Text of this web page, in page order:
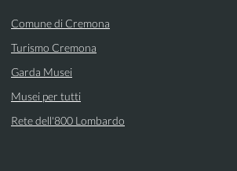
Comune di Cremona
Turismo Cremona
Garda Musei
Musei per tutti
Rete dell'800 Lombardo